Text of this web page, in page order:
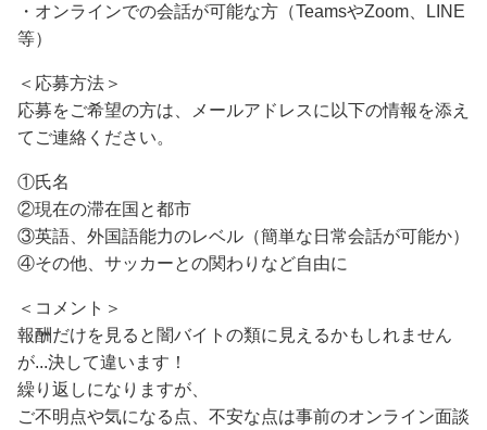
・オンラインでの会話が可能な方（TeamsやZoom、LINE
等）
＜応募方法＞
応募をご希望の方は、メールアドレスに以下の情報を添え
てご連絡ください。
①氏名
②現在の滞在国と都市
③英語、外国語能力のレベル（簡単な日常会話が可能か）
④その他、サッカーとの関わりなど自由に
＜コメント＞
報酬だけを見ると闇バイトの類に見えるかもしれません
が...決して違います！
繰り返しになりますが、
ご不明点や気になる点、不安な点は事前のオンライン面談